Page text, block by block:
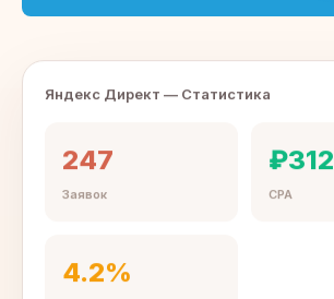
Яндекс Директ — Статистика
247
Заявок
₽312
CPA
4.2%